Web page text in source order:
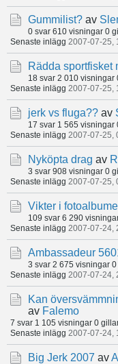
Gummilist? av
0 svar 610 visningar 0
Senaste inlägg 2007-07-25,
Rädda sportfisket
18 svar 2 010 visningar
Senaste inlägg 2007-07-25,
jerk vs fluga?? av
17 svar 1 565 visningar
Senaste inlägg 2007-07-25,
Nyköpta drag av
3 svar 908 visningar 0
Senaste inlägg 2007-07-25,
Vikter i
109 svar 6 290
Senaste inlägg 2007-07-24,
Ambassadeur
3 svar 2 675 visningar 0
Senaste inlägg 2007-07-24,
Kan
av Falemo
7 svar 1 105 visningar 0
Senaste inlägg 2007-07-24,
Big Jerk 2007 av